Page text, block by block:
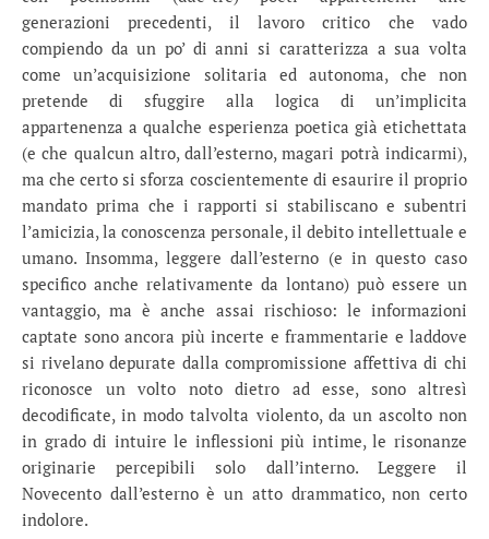
generazioni precedenti, il lavoro critico che vado
compiendo da un po’ di anni si caratterizza a sua volta
come un’acquisizione solitaria ed autonoma, che non
pretende di sfuggire alla logica di un’implicita
appartenenza a qualche esperienza poetica già etichettata
(e che qualcun altro, dall’esterno, magari potrà indicarmi),
ma che certo si sforza coscientemente di esaurire il proprio
mandato prima che i rapporti si stabiliscano e subentri
l’amicizia, la conoscenza personale, il debito intellettuale e
umano. Insomma, leggere dall’esterno (e in questo caso
specifico anche relativamente da lontano) può essere un
vantaggio, ma è anche assai rischioso: le informazioni
captate sono ancora più incerte e frammentarie e laddove
si rivelano depurate dalla compromissione affettiva di chi
riconosce un volto noto dietro ad esse, sono altresì
decodificate, in modo talvolta violento, da un ascolto non
in grado di intuire le inflessioni più intime, le risonanze
originarie percepibili solo dall’interno. Leggere il
Novecento dall’esterno è un atto drammatico, non certo
indolore.